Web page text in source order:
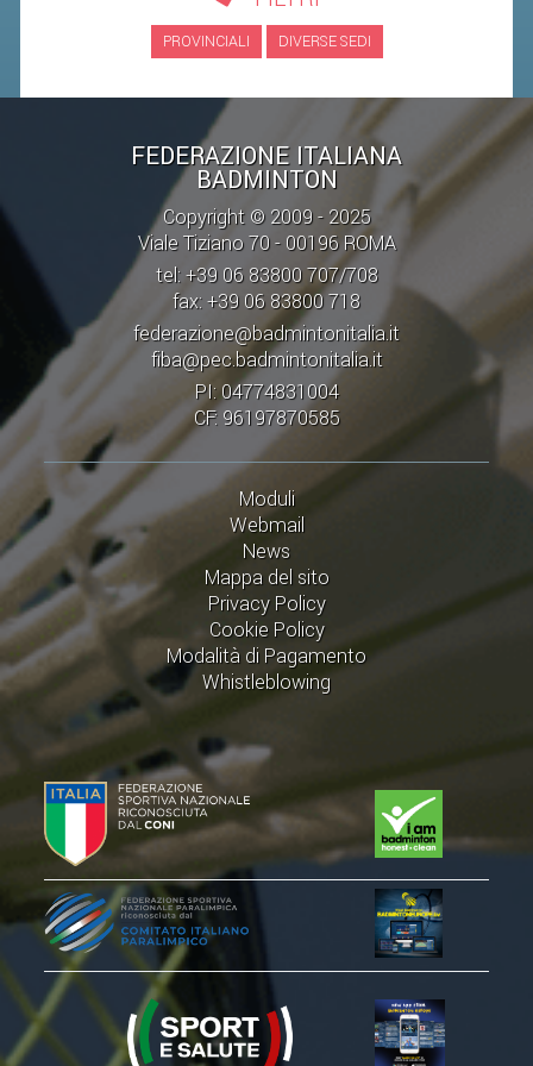
PROVINCIALI DIVERSE SEDI
FEDERAZIONE ITALIANA
BADMINTON
Copyright © 2009 - 2025
Viale Tiziano 70 - 00196 ROMA
tel: +39 06 83800 707/708
fax: +39 06 83800 718
federazione@badmintonitalia.it
fiba@pec.badmintonitalia.it
PI: 04774831004
CF: 96197870585
Moduli
Webmail
News
Mappa del sito
Privacy Policy
Cookie Policy
Modalità di Pagamento
Whistleblowing
ACCEDI AL TESSERAMENTO ON
LINE
MODULI
AFFILIARE UN ESD
GARE ED EVENTI
CALENDARIO
COMUNICATI
ALBO D'ORO CAMPIONATI ITALIANI
CAMPIONATI A SQUADRE
EVENTI INTERNAZIONALI
CLASSIFICHE NAZIONALI
CLASSIFICHE 2013-2020
MODULI
MANIFESTAZIONI SPORTIVE
UFFICIALI DI GARA
RICHIESTA TORNEI
EVENTI SOSTENIBILI
PARA BADMINTON
L'ATTIVITÀ
TESSERAMENTO
REGOLAMENTI
STAFF TECNICO